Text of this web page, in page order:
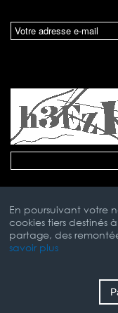
En poursuivant votre
cookies tiers destinés
partage, des
savoir plus